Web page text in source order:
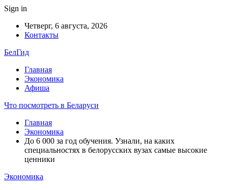
Sign in
Четверг, 6 августа, 2026
Контакты
БелГид
Главная
Экономика
Афиша
Что посмотреть в Беларуси
Главная
Экономика
До 6 000 за год обучения. Узнали, на каких
специальностях в белорусских вузах самые высокие
ценники
Экономика